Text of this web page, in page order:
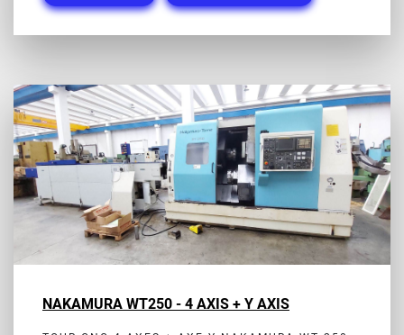
NAKAMURA WT250 - 4 AXIS + Y AXIS